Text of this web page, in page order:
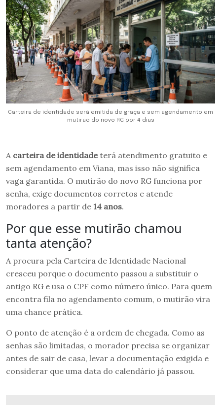
Carteira de identidade será emitida de graça e sem agendamento em
mutirão do novo RG por 4 dias
A carteira de identidadeterá atendimento gratuito e
sem agendamento em Viana, mas isso não significa
vaga garantida. O mutirão do novo RG funciona por
senha, exige documentos corretos e atende
moradores a partir de 14 anos.
Por que esse mutirão chamou
tanta atenção?
A procura pela Carteira de Identidade Nacional
cresceu porque o documento passou a substituir o
antigo RG e usa o CPF como número único. Para quem
encontra fila no agendamento comum, o mutirão vira
uma chance prática.
O ponto de atenção é a ordem de chegada. Como as
senhas são limitadas, o morador precisa se organizar
antes de sair de casa, levar a documentação exigida e
considerar que uma data do calendário já passou.